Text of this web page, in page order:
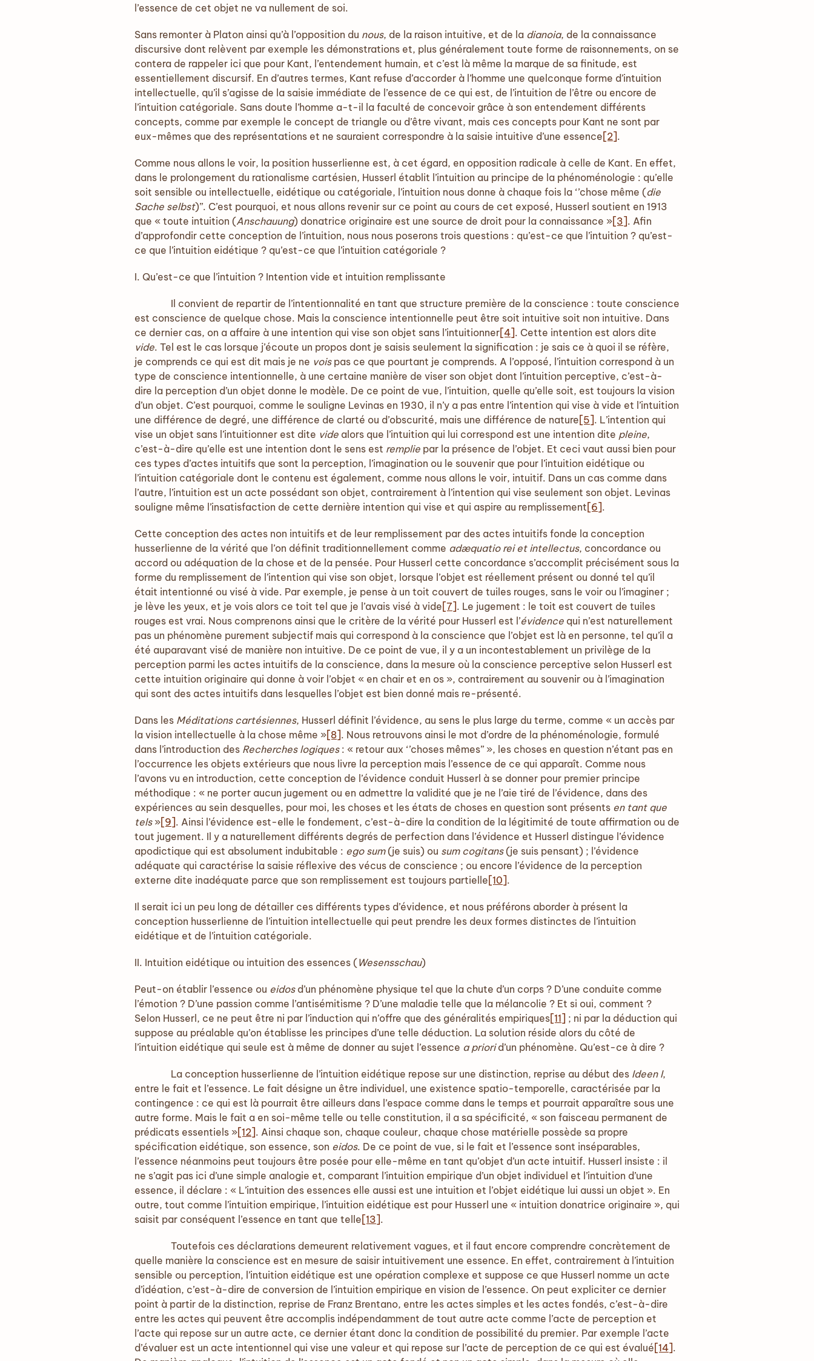
l’essence de cet objet ne va nullement de soi.
Sans remonter à Platon ainsi qu’à l’opposition du nous, de la raison intuitive, et de la dianoia, de la connaissance
discursive dont relèvent par exemple les démonstrations et, plus généralement toute forme de raisonnements, on se
contera de rappeler ici que pour Kant, l’entendement humain, et c’est là même la marque de sa finitude, est
essentiellement discursif. En d’autres termes, Kant refuse d’accorder à l’homme une quelconque forme d’intuition
intellectuelle, qu’il s’agisse de la saisie immédiate de l’essence de ce qui est, de l’intuition de l’être ou encore de
l’intuition catégoriale. Sans doute l’homme a-t-il la faculté de concevoir grâce à son entendement différents
concepts, comme par exemple le concept de triangle ou d’être vivant, mais ces concepts pour Kant ne sont par
eux-mêmes que des représentations et ne sauraient correspondre à la saisie intuitive d’une essence[2].
Comme nous allons le voir, la position husserlienne est, à cet égard, en opposition radicale à celle de Kant. En effet,
dans le prolongement du rationalisme cartésien, Husserl établit l’intuition au principe de la phénoménologie : qu’elle
soit sensible ou intellectuelle, eidétique ou catégoriale, l’intuition nous donne à chaque fois la ‘’chose même (die
Sache selbst)’’. C’est pourquoi, et nous allons revenir sur ce point au cours de cet exposé, Husserl soutient en 1913
que « toute intuition (Anschauung) donatrice originaire est une source de droit pour la connaissance »[3]. Afin
d’approfondir cette conception de l’intuition, nous nous poserons trois questions : qu’est-ce que l’intuition ? qu’est-
ce que l’intuition eidétique ? qu’est-ce que l’intuition catégoriale ?
I. Qu’est-ce que l’intuition ? Intention vide et intuition remplissante
Il convient de repartir de l’intentionnalité en tant que structure première de la conscience : toute conscience
est conscience de quelque chose. Mais la conscience intentionnelle peut être soit intuitive soit non intuitive. Dans
ce dernier cas, on a affaire à une intention qui vise son objet sans l’intuitionner[4]. Cette intention est alors dite
vide. Tel est le cas lorsque j’écoute un propos dont je saisis seulement la signification : je sais ce à quoi il se réfère,
je comprends ce qui est dit mais je ne voispas ce que pourtant je comprends. A l’opposé, l’intuition correspond à un
type de conscience intentionnelle, à une certaine manière de viser son objet dont l’intuition perceptive, c’est-à-
dire la perception d’un objet donne le modèle. De ce point de vue, l’intuition, quelle qu’elle soit, est toujours la vision
d’un objet. C’est pourquoi, comme le souligne Levinas en 1930, il n’y a pas entre l’intention qui vise à vide et l’intuition
une différence de degré, une différence de clarté ou d’obscurité, mais une différence de nature[5]. L’intention qui
vise un objet sans l’intuitionner est dite vide alors que l’intuition qui lui correspond est une intention dite pleine,
c’est-à-dire qu’elle est une intention dont le sens est remplie par la présence de l’objet. Et ceci vaut aussi bien pour
ces types d’actes intuitifs que sont la perception, l’imagination ou le souvenir que pour l’intuition eidétique ou
l’intuition catégoriale dont le contenu est également, comme nous allons le voir, intuitif. Dans un cas comme dans
l’autre, l’intuition est un acte possédant son objet, contrairement à l’intention qui vise seulement son objet. Levinas
souligne même l’insatisfaction de cette dernière intention qui vise et qui aspire au remplissement[6].
Cette conception des actes non intuitifs et de leur remplissement par des actes intuitifs fonde la conception
husserlienne de la vérité que l’on définit traditionnellement comme adæquatio rei et intellectus, concordance ou
accord ou adéquation de la chose et de la pensée. Pour Husserl cette concordance s’accomplit précisément sous la
forme du remplissement de l’intention qui vise son objet, lorsque l’objet est réellement présent ou donné tel qu’il
était intentionné ou visé à vide. Par exemple, je pense à un toit couvert de tuiles rouges, sans le voir ou l’imaginer ;
je lève les yeux, et je vois alors ce toit tel que je l’avais visé à vide[7]. Le jugement : le toit est couvert de tuiles
rouges est vrai. Nous comprenons ainsi que le critère de la vérité pour Husserl est l’évidence qui n’est naturellement
pas un phénomène purement subjectif mais qui correspond à la conscience que l’objet est là en personne, tel qu’il a
été auparavant visé de manière non intuitive. De ce point de vue, il y a un incontestablement un privilège de la
perception parmi les actes intuitifs de la conscience, dans la mesure où la conscience perceptive selon Husserl est
cette intuition originaire qui donne à voir l’objet « en chair et en os », contrairement au souvenir ou à l’imagination
qui sont des actes intuitifs dans lesquelles l’objet est bien donné mais re-présenté.
Dans les Méditations cartésiennes, Husserl définit l’évidence, au sens le plus large du terme, comme « un accès par
la vision intellectuelle à la chose même »[8]. Nous retrouvons ainsi le mot d’ordre de la phénoménologie, formulé
dans l’introduction des Recherches logiques : « retour aux ‘’choses mêmes’’ », les choses en question n’étant pas en
l’occurrence les objets extérieurs que nous livre la perception mais l’essence de ce qui apparaît. Comme nous
l’avons vu en introduction, cette conception de l’évidence conduit Husserl à se donner pour premier principe
méthodique : « ne porter aucun jugement ou en admettre la validité que je ne l’aie tiré de l’évidence, dans des
expériences au sein desquelles, pour moi, les choses et les états de choses en question sont présents en tant que
tels»[9]. Ainsi l’évidence est-elle le fondement, c’est-à-dire la condition de la légitimité de toute affirmation ou de
tout jugement. Il y a naturellement différents degrés de perfection dans l’évidence et Husserl distingue l’évidence
apodictique qui est absolument indubitable : ego sum(je suis) ou sum cogitans(je suis pensant) ; l’évidence
adéquate qui caractérise la saisie réflexive des vécus de conscience ; ou encore l’évidence de la perception
externe dite inadéquate parce que son remplissement est toujours partielle[10].
Il serait ici un peu long de détailler ces différents types d’évidence, et nous préférons aborder à présent la
conception husserlienne de l’intuition intellectuelle qui peut prendre les deux formes distinctes de l’intuition
eidétique et de l’intuition catégoriale.
II. Intuition eidétique ou intuition des essences (Wesensschau)
Peut-on établir l’essence ou eidosd’un phénomène physique tel que la chute d’un corps ? D’une conduite comme
l’émotion ? D’une passion comme l’antisémitisme ? D’une maladie telle que la mélancolie ? Et si oui, comment ?
Selon Husserl, ce ne peut être ni par l’induction qui n’offre que des généralités empiriques[11] ; ni par la déduction qui
suppose au préalable qu’on établisse les principes d’une telle déduction. La solution réside alors du côté de
l’intuition eidétique qui seule est à même de donner au sujet l’essence a priorid’un phénomène. Qu’est-ce à dire ?
La conception husserlienne de l’intuition eidétique repose sur une distinction, reprise au début des Ideen I,
entre le fait et l’essence. Le fait désigne un être individuel, une existence spatio-temporelle, caractérisée par la
contingence : ce qui est là pourrait être ailleurs dans l’espace comme dans le temps et pourrait apparaître sous une
autre forme. Mais le fait a en soi-même telle ou telle constitution, il a sa spécificité, « son faisceau permanent de
prédicats essentiels »[12]. Ainsi chaque son, chaque couleur, chaque chose matérielle possède sa propre
spécification eidétique, son essence, son eidos. De ce point de vue, si le fait et l’essence sont inséparables,
l’essence néanmoins peut toujours être posée pour elle-même en tant qu’objet d’un acte intuitif. Husserl insiste : il
ne s’agit pas ici d’une simple analogie et, comparant l’intuition empirique d’un objet individuel et l’intuition d’une
essence, il déclare : « L’intuition des essences elle aussi est une intuition et l’objet eidétique lui aussi un objet ». En
outre, tout comme l’intuition empirique, l’intuition eidétique est pour Husserl une « intuition donatrice originaire », qui
saisit par conséquent l’essence en tant que telle[13].
Toutefois ces déclarations demeurent relativement vagues, et il faut encore comprendre concrètement de
quelle manière la conscience est en mesure de saisir intuitivement une essence. En effet, contrairement à l’intuition
sensible ou perception, l’intuition eidétique est une opération complexe et suppose ce que Husserl nomme un acte
d’idéation, c’est-à-dire de conversion de l’intuition empirique en vision de l’essence. On peut expliciter ce dernier
point à partir de la distinction, reprise de Franz Brentano, entre les actes simples et les actes fondés, c’est-à-dire
entre les actes qui peuvent être accomplis indépendamment de tout autre acte comme l’acte de perception et
l’acte qui repose sur un autre acte, ce dernier étant donc la condition de possibilité du premier. Par exemple l’acte
d’évaluer est un acte intentionnel qui vise une valeur et qui repose sur l’acte de perception de ce qui est évalué[14].